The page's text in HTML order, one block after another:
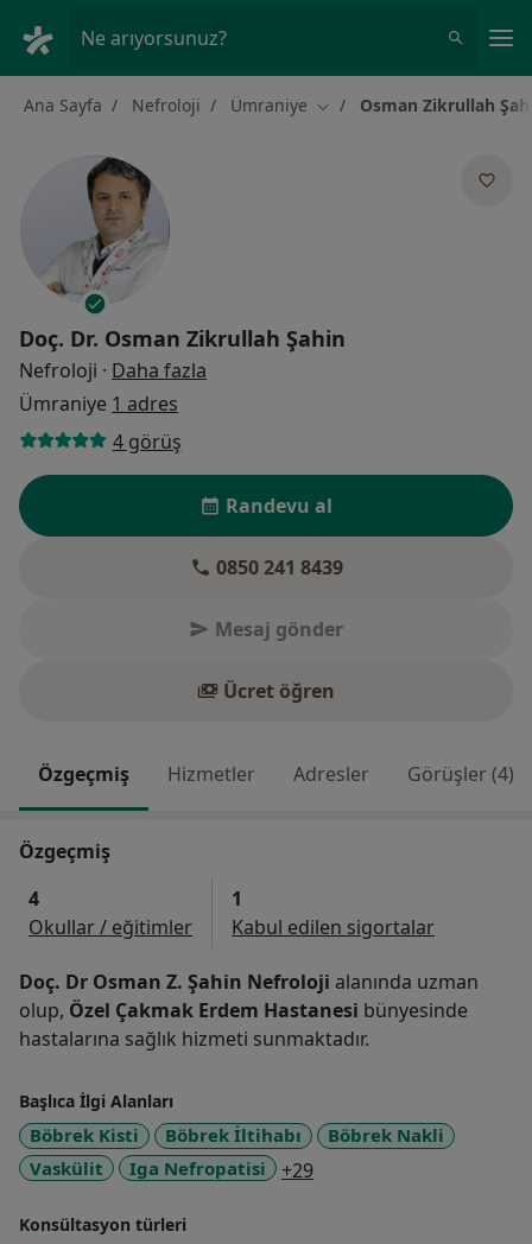
Ne arıyorsunuz?
Ana Sayfa Nefroloji Ümraniye Şehir değiştir
Osman Zikrullah
Doç. Dr. Osman Zikrullah Şahin
Nefroloji · Daha fazla
Ümraniye 1 adres
4 görüş
Randevu al
0850 241 8439
Mesaj gönder
Ücret öğren
Özgeçmiş Hizmetler Adresler Görüşler (4)
Özgeçmiş
4
Okullar / eğitimler
1
Kabul edilen sigortalar
Doç. Dr Osman Z. Şahin Nefroloji alanında uzman
olup, Özel Çakmak Erdem Hastanesi bünyesinde
hastalarına sağlık hizmeti sunmaktadır.
Başlıca İlgi Alanları
Böbrek Kisti Böbrek İltihabı
Böbrek Nakli
Vaskülit
Iga Nefropatisi +29a11y_sr_more_diseases
Konsültasyon türleri